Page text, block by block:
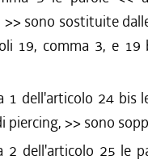
>> sono sostituite
19, comma 3, e 19
1 dell'articolo 24 bis
piercing,>> sono
2 dell'articolo 25 le